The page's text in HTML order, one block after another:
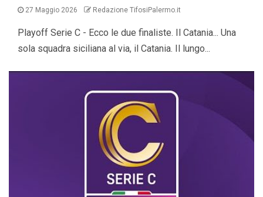
27 Maggio 2026 Redazione TifosiPalermo.it
Playoff Serie C - Ecco le due finaliste. Il Catania... Una
sola squadra siciliana al via, il Catania. Il lungo...